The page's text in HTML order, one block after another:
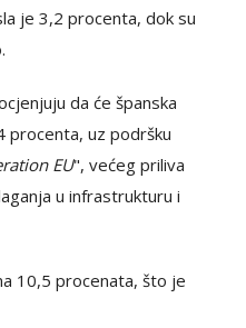
je 3,2 procenta, dok su
da će španska
procenta, uz podršku
EU", većeg priliva
u infrastrukturu i
10,5 procenata, što je